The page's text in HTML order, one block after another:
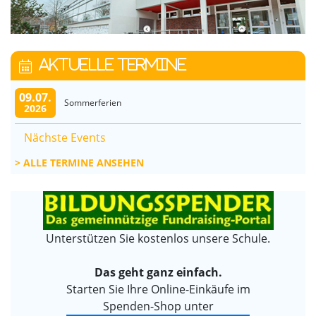
AKTUELLE TERMINE
09.07.
2026 Sommerferien
Nächste Events
ALLE TERMINE ANSEHEN
Unterstützen Sie kostenlos unsere Schule.
Das geht ganz einfach.
Starten Sie Ihre Online-Einkäufe im
Spenden-Shop unter